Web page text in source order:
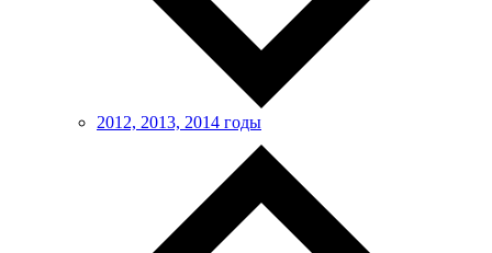
2012, 2013, 2014 годы